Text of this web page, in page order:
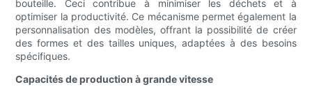
bouteille. Ceci contribue à minimiser les déchets et à
optimiser la productivité. Ce mécanisme permet également la
personnalisation des modèles, offrant la possibilité de créer
des formes et des tailles uniques, adaptées à des besoins
spécifiques.
Capacités de production à grande vitesse